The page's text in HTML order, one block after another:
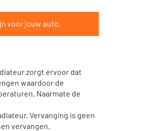
voor jouw auto.
zorgt ervoor dat
waardoor de
Naarmate de
Vervanging is geen
vervangen.